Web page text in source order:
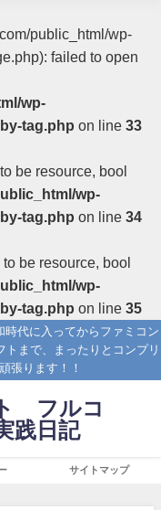
public_html/wp-
failed to open
wp-
tag.php on line 33
be resource, bool
wp-
tag.php on line 34
be resource, bool
wp-
tag.php on line 35
時代に入ってからファミコン
トまで、まったりとコンプリ
張ります！！
フルコ
践日記
サイトマップ